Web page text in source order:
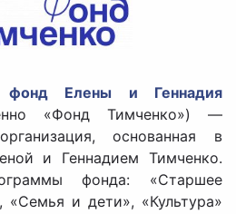
фонд Елены и Геннадия
«Фонд Тимченко») —
основанная в
и Геннадием Тимченко.
фонда: «Старшее
«Семья и дети», «Культура»